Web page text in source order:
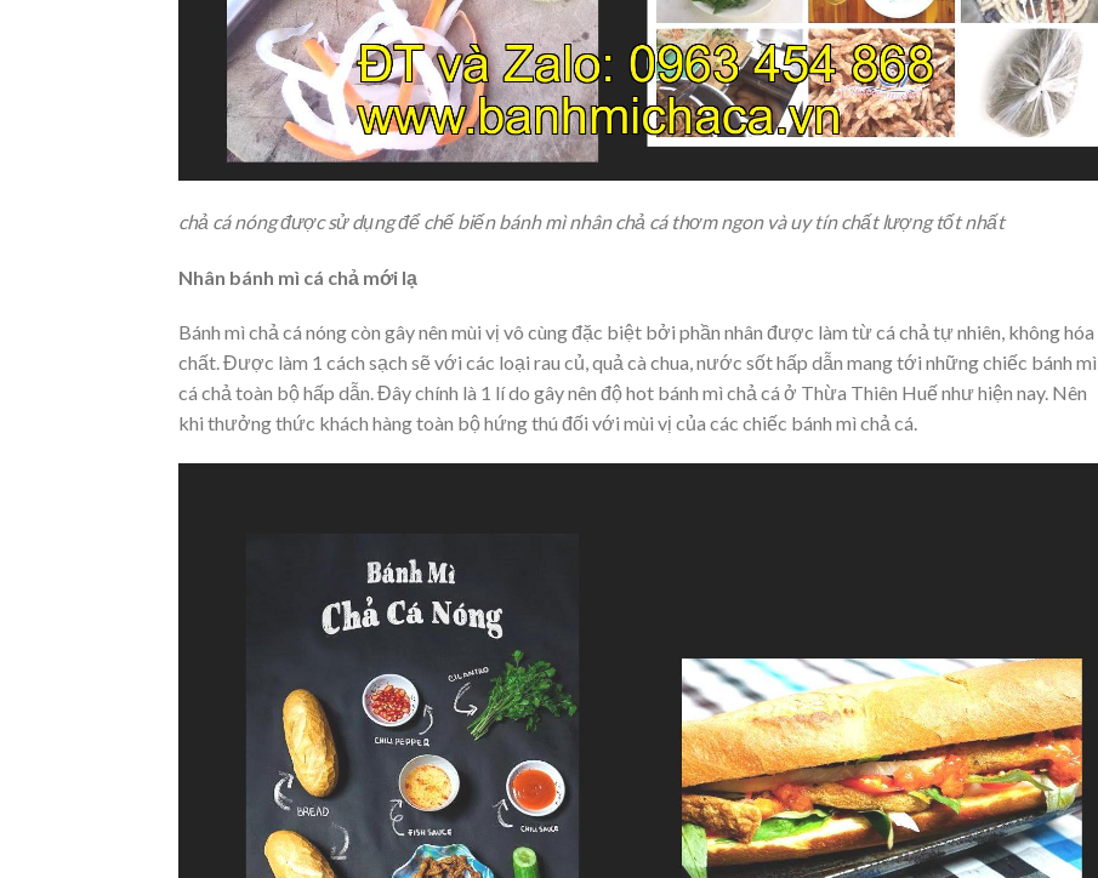
chả cá nóng được sử dụng để chế biến bánh mì nhân chả cá thơm ngon và uy tín chất lượng tốt nhất
Nhân bánh mì cá chả mới lạ
Bánh mì chả cá nóng còn gây nên mùi vị vô cùng đặc biệt bởi phần nhân được làm từ cá chả tự nhiên, không hóa
chất. Được làm 1 cách sạch sẽ với các loại rau củ, quả cà chua, nước sốt hấp dẫn mang tới những chiếc bánh mì
cá chả toàn bộ hấp dẫn. Đây chính là 1 lí do gây nên độ hot bánh mì chả cá ở Thừa Thiên Huế như hiện nay. Nên
khi thưởng thức khách hàng toàn bộ hứng thú đối với mùi vị của các chiếc bánh mì chả cá.